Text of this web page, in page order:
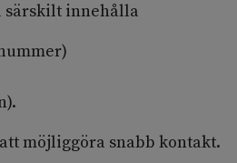
särskilt innehålla
möjliggöra snabb kontakt.